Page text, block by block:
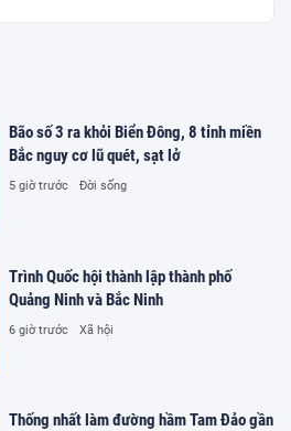
Bão số 3 ra khỏi Biển Đông, 8 tỉnh miền
Bắc nguy cơ lũ quét, sạt lở
5 giờ trước Đời sống
Trình Quốc hội thành lập thành phố
Quảng Ninh và Bắc Ninh
6 giờ trước Xã hội
Thống nhất làm đường hầm Tam Đảo gần